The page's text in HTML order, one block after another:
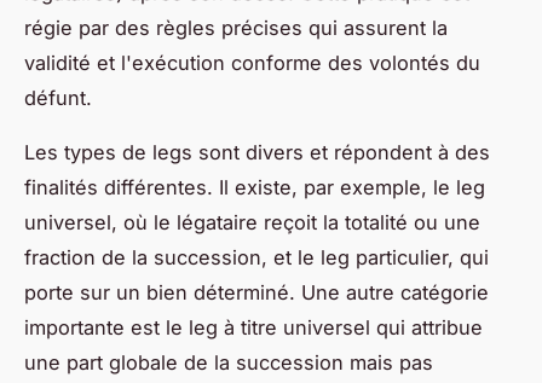
régie par des règles précises qui assurent la
validité et l'exécution conforme des volontés du
défunt.
Les types de legs sont divers et répondent à des
finalités différentes. Il existe, par exemple, le leg
universel, où le légataire reçoit la totalité ou une
fraction de la succession, et le leg particulier, qui
porte sur un bien déterminé. Une autre catégorie
importante est le leg à titre universel qui attribue
une part globale de la succession mais pas